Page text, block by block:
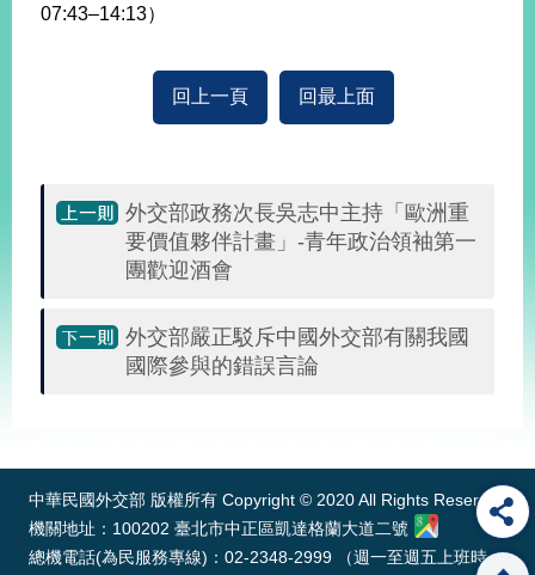
07:43–14:13）
回上一頁 回最上面
外交部政務次長吳志中主持「歐洲重
要價值夥伴計畫」-青年政治領袖第一
團歡迎酒會
外交部嚴正駁斥中國外交部有關我國
國際參與的錯誤言論
中華民國外交部 版權所有 Copyright © 2020 All Rights Reserved
機關地址：100202 臺北市中正區凱達格蘭大道二號
總機電話(為民服務專線)：02-2348-2999 （週一至週五上班時